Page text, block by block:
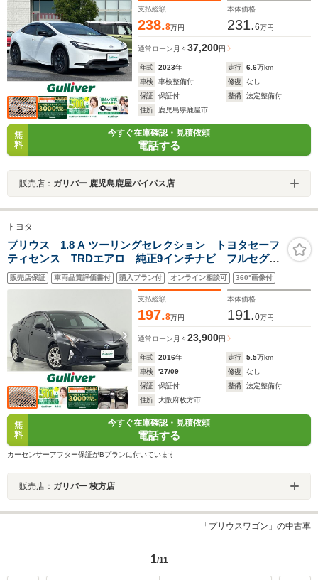
支払総額
238.8万円
本体価格
231.6万円
通常ローン 月々37,200円
年式 2023年 走行 6.6万km
車検
車検整備付 修復
なし
保証
保証付 整備
法定整備付
住所
鹿児島県鹿屋市
無
料
今すぐ在庫確認・見積依頼
電話する
販売店： ガリバー 鹿児島鹿屋バイパス店
トヨタ
プリウス 1.8 A ツーリングセレクション トヨタセーフ
ティセンス TRDエアロ 純正9インチナビ フルセグ
TV バックカメラLEDオートライト レザーシート ブ
ラインドスポットモニター ヘッドアップディスプレ
イ クリアランスソナー ETC
販売店保証 車両品質評価書付 購入プラン付 オンライン相談可 360°画像付
支払総額
197.8万円
本体価格
191.0万円
通常ローン 月々23,900円
年式 2016年 走行 5.5万km
車検
'27/09 修復
なし
保証
保証付 整備
法定整備付
住所
大阪府枚方市
無
料
今すぐ在庫確認・見積依頼
電話する
カーセンサーアフター保証がBプランに付いています
販売店： ガリバー 枚方店
「プリウスワゴン」の中古車
1/11